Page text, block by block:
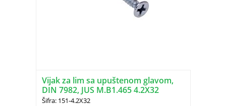
Vijak za lim sa upuštenom glavom,
DIN 7982, JUS M.B1.465 4.2X32
Šifra: 151-4.2X32